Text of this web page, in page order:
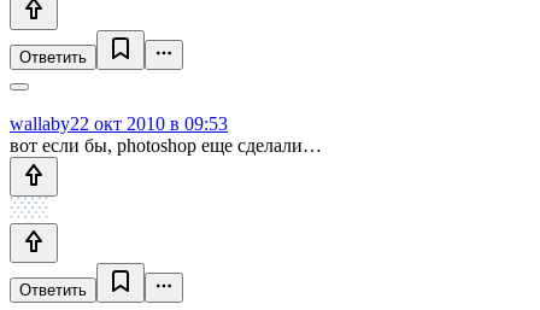
Ответить
wallaby22 окт 2010 в 09:53
вот если бы, photoshop еще сделали…
Ответить